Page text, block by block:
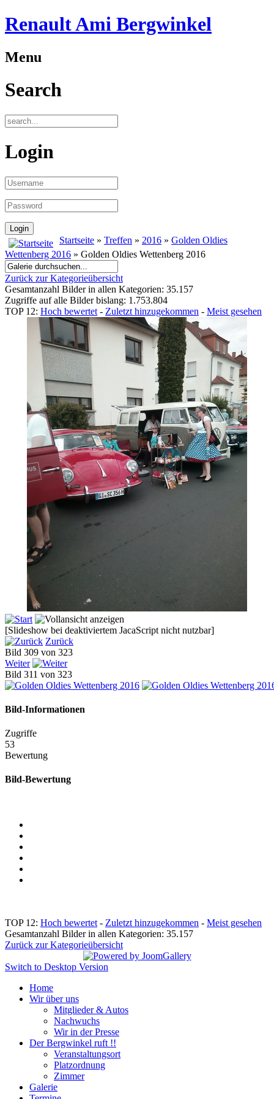
Renault Ami Bergwinkel
Menu
Search
Login
Startseite » Treffen » 2016 » Golden Oldies
Wettenberg 2016 » Golden Oldies Wettenberg 2016
Zurück zur Kategorieübersicht
Gesamtanzahl Bilder in allen Kategorien: 35.157
Zugriffe auf alle Bilder bislang: 1.753.804
TOP 12: Hoch bewertet - Zuletzt hinzugekommen - Meist gesehen
[Slideshow bei deaktiviertem JacaScript nicht nutzbar]
Zurück
Bild 309 von 323
Weiter
Bild 311 von 323
Bild-Informationen
Zugriffe
53
Bewertung
Bild-Bewertung
TOP 12: Hoch bewertet - Zuletzt hinzugekommen - Meist gesehen
Gesamtanzahl Bilder in allen Kategorien: 35.157
Zurück zur Kategorieübersicht
Switch to Desktop Version
Home
Wir über uns
Mitglieder & Autos
Nachwuchs
Wir in der Presse
Der Bergwinkel ruft !!
Veranstaltungsort
Platzordnung
Zimmer
Galerie